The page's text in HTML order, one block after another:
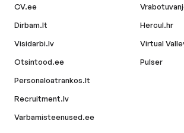
CV.ee
Dirbam.lt
Visidarbi.lv
Otsintood.ee
Personaloatrankos.lt
Recruitment.lv
Varbamisteenused.ee
Hercul.hr
Virtual
Pulser